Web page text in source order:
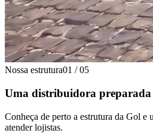
Nossa estrutura01 / 05
Uma distribuidora preparada
Conheça de perto a estrutura da Gol e
atender lojistas.